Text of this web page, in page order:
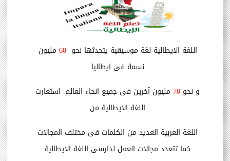
اللغة الايطالية لغة موسيقية يتحدثها نحو60 مليون
نسمة فى ايطاليا
و نحو 70 مليون آخرين فى جميع انحاء العالم. استعارت
اللغة الايطالية من
اللغة العربية العديد من الكلمات فى مختلف المجالات
كما تتعدد مجالات العمل لدارسى اللغة الايطالية